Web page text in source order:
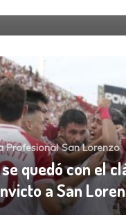
Profesional San Lorenzo
quedó con el
a San